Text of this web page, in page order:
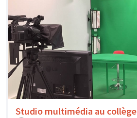
Studio multimédia au collège